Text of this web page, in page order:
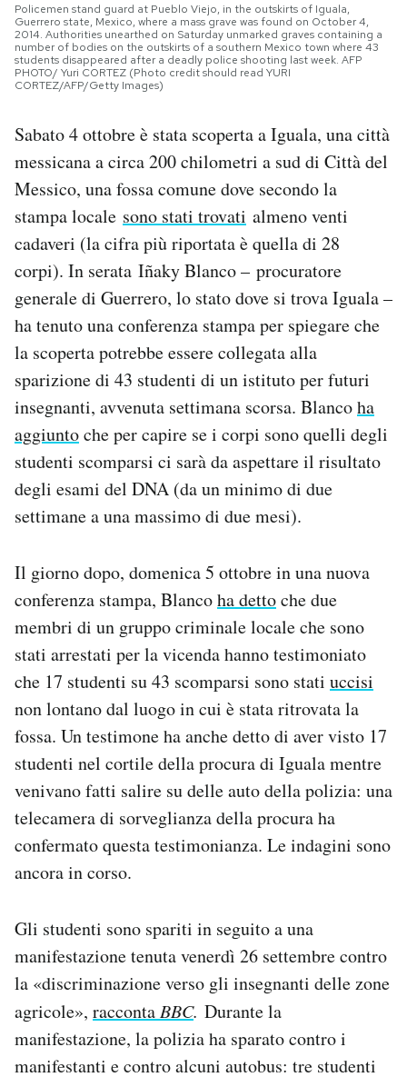
SHOP
Area Personale
Newsletter
Notifiche mobile
Hai bisogno di aiuto?
Esci
Policemen stand guard at Pueblo Viejo, in the outskirts of Iguala,
Guerrero state, Mexico, where a mass grave was found on October 4,
2014. Authorities unearthed on Saturday unmarked graves containing a
number of bodies on the outskirts of a southern Mexico town where 43
students disappeared after a deadly police shooting last week. AFP
PHOTO/ Yuri CORTEZ (Photo credit should read YURI
CORTEZ/AFP/Getty Images)
Sabato 4 ottobre è stata scoperta a Iguala, una città
messicana a circa 200 chilometri a sud di Città del
Messico, una fossa comune dove secondo la
stampa locale sono stati trovati almeno venti
cadaveri (la cifra più riportata è quella di 28
corpi). In serata Iñaky Blanco – procuratore
generale di Guerrero, lo stato dove si trova Iguala –
ha tenuto una conferenza stampa per spiegare che
la scoperta potrebbe essere collegata alla
sparizione di 43 studenti di un istituto per futuri
insegnanti, avvenuta settimana scorsa. Blancoha
aggiuntoche per capire se i corpi sono quelli degli
studenti scomparsi ci sarà da aspettare il risultato
degli esami del DNA (da un minimo di due
settimane a una massimo di due mesi).
Il giorno dopo, domenica 5 ottobre in una nuova
conferenza stampa, Blancoha dettoche due
membri di un gruppo criminale locale che sono
stati arrestati per la vicenda hanno testimoniato
che 17 studenti su 43 scomparsi sono stati uccisi
non lontano dal luogo in cui è stata ritrovata la
fossa. Un testimone ha anche detto di aver visto 17
studenti nel cortile della procura di Iguala mentre
venivano fatti salire su delle auto della polizia: una
telecamera di sorveglianza della procura ha
confermato questa testimonianza. Le indagini sono
ancora in corso.
Gli studenti sono spariti in seguito a una
manifestazione tenuta venerdì 26 settembre contro
la «discriminazione verso gli insegnanti delle zone
agricole», racconta BBC. Durante la
manifestazione, la polizia ha sparato contro i
manifestanti e contro alcuni autobus: tre studenti